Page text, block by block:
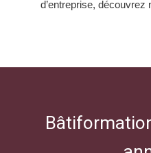
d’entreprise,